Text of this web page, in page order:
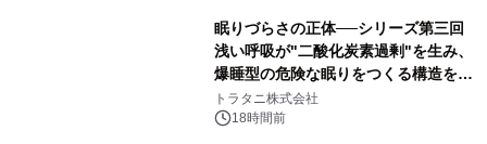
眠りづらさの正体──シリーズ第三回
浅い呼吸が"二酸化炭素過剰"を生み、
爆睡型の危険な眠りをつくる構造を解
説
トラタニ株式会社
18時間前